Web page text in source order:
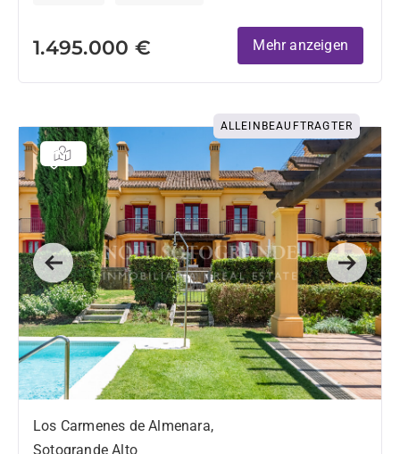
1.495.000 € Mehr anzeigen
Previous Next
ALLEINBEAUFTRAGTER
Los Carmenes de Almenara,
Sotogrande Alto